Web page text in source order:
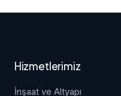
Hizmetlerimiz
İnşaat ve Altyapı